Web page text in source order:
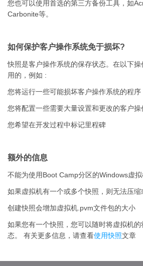
您也可以使用首选的第三方备份工具，如
Carbonite等。
如何保护客户操作系统免于损坏?
快照是客户操作系统的保存状态。在以下
用的，例如 :
您将运行一些可能损坏客户操作系统的程序
您将配置一些需要大量设置和更改的客户操
您希望在开发过程中标记里程碑
额外的信息
不能为使用Boot Camp分区的Windows虚
如果虚拟机有一个或多个快照，则无法压
创建快照会增加虚拟机.pvm文件包的大小
如果您有一个快照，您可以随时将虚拟机
态。 有关更多信息，请查看使用快照文章